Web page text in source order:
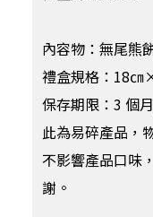
內容物：無尾熊
禮盒規格：18
保存期限：3 個
此為易碎產品，
不影響產品口味
謝。